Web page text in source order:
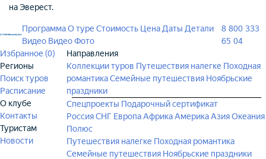
на Эверест.
Программа О туре Стоимость Цена Даты Детали
Видео Видео Фото
8 800 333
65 04
Избранное (0)
Регионы
Поиск туров
Расписание
О клубе
Контакты
Туристам
Новости
Направления
Коллекции туров Путешествия налегке Походная
романтикаСемейные путешествия Ноябрьские
праздники
Спецпроекты Подарочный сертификат
РоссияСНГ ЕвропаАфрикаАмерикаАзияОкеания
Полюс
Путешествия налегке Походная романтика
Семейные путешествия Ноябрьские праздники